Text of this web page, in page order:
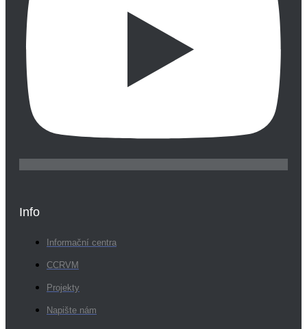
Info
Informační centra
CCRVM
Projekty
Napište nám